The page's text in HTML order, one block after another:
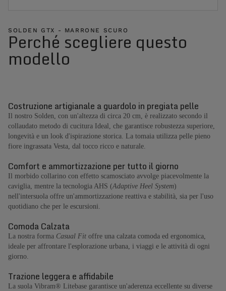
SOLDEN GTX - MARRONE SCURO
Perché scegliere questo
modello
Costruzione artigianale a guardolo in pregiata pelle
Il nostro Solden, con un'altezza di circa 20 cm, è realizzato secondo il
collaudato metodo di cucitura Ideal, che garantisce robustezza superiore,
longevità e un look d'ispirazione storica. La tomaia utilizza pelle pieno
fiore ingrassata Vesta, dal tocco ricco e naturale.
Comfort e ammortizzazione per tutto il giorno
Il morbido collarino con effetto scamosciato avvolge piacevolmente la
caviglia, mentre la tecnologia AHS (Adaptive Heel System)
nell'intersuola offre un'ammortizzazione reattiva e stabilità, sia per l'uso
quotidiano che per le escursioni.
Comoda Calzata
La nostra forma Casual Fit offre una calzata comoda ed ergonomica,
ideale per affrontare l'esplorazione urbana, i viaggi e le attività di ogni
giorno.
Trazione leggera e affidabile
La suola Vibram® Litebase garantisce un'aderenza eccellente su diverse